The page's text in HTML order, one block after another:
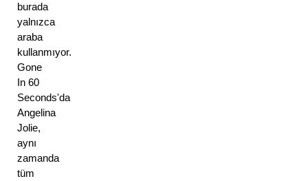
burada
yalnızca
araba
kullanmıyor.
Gone
In 60
Seconds'da
Angelina
Jolie,
aynı
zamanda
tüm